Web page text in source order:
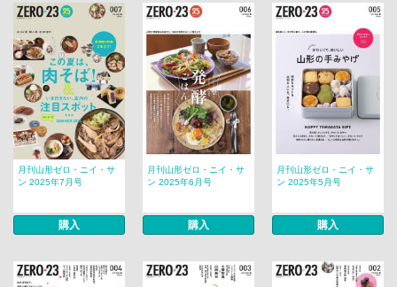
月刊山形ゼロ・ニイ・サ
ン 2025年7月号
購入
月刊山形ゼロ・ニイ・サ
ン 2025年6月号
購入
月刊山形ゼロ・ニイ・サ
ン 2025年5月号
購入